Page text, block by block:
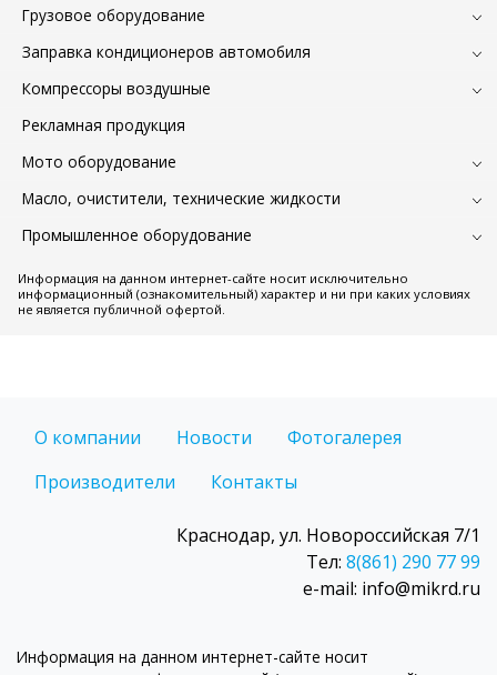
Грузовое оборудование
Заправка кондиционеров автомобиля
Компрессоры воздушные
Рекламная продукция
Мото оборудование
Масло, очистители, технические жидкости
Промышленное оборудование
Информация на данном интернет-сайте носит исключительно
информационный (ознакомительный) характер и ни при каких условиях
не является публичной офертой.
О компании Новости
Фотогалерея
Производители
Контакты
Краснодар, ул. Новороссийская 7/1
Тел: 8(861) 290 77 99
e-mail: info@mikrd.ru
Информация на данном интернет-сайте носит